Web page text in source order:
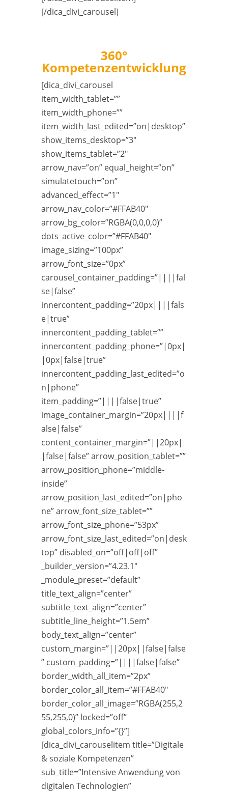
[/dica_divi_carousel]
360°
Kompetenzentwicklung
[dica_divi_carousel
item_width_tablet=””
item_width_phone=””
item_width_last_edited=”on|desktop”
show_items_desktop=”3″
show_items_tablet=”2″
arrow_nav=”on” equal_height=”on”
simulatetouch=”on”
advanced_effect=”1″
arrow_nav_color=”#FFAB40″
arrow_bg_color=”RGBA(0,0,0,0)”
dots_active_color=”#FFAB40″
image_sizing=”100px”
arrow_font_size=”0px”
carousel_container_padding=”||||fal
se|false”
innercontent_padding=”20px||||fals
e|true”
innercontent_padding_tablet=””
innercontent_padding_phone=”|0px|
|0px|false|true”
innercontent_padding_last_edited=”o
n|phone”
item_padding=”||||false|true”
image_container_margin=”20px||||f
alse|false”
content_container_margin=”||20px|
|false|false” arrow_position_tablet=””
arrow_position_phone=”middle-
inside”
arrow_position_last_edited=”on|pho
ne” arrow_font_size_tablet=””
arrow_font_size_phone=”53px”
arrow_font_size_last_edited=”on|desk
top” disabled_on=”off|off|off”
_builder_version=”4.23.1″
_module_preset=”default”
title_text_align=”center”
subtitle_text_align=”center”
subtitle_line_height=”1.5em”
body_text_align=”center”
custom_margin=”||20px||false|false
” custom_padding=”||||false|false”
border_width_all_item=”2px”
border_color_all_item=”#FFAB40″
border_color_all_image=”RGBA(255,2
55,255,0)” locked=”off”
global_colors_info=”{}”]
[dica_divi_carouselitem title=”Digitale
& soziale Kompetenzen”
sub_title=”Intensive Anwendung von
digitalen Technologien”